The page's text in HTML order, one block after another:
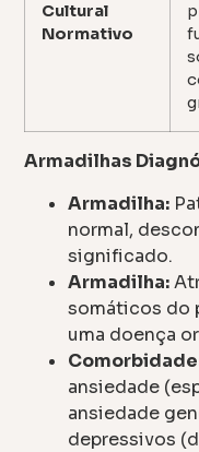
Cultural
Normativo
Armadilhas
Armadilha:
normal,
significado.
Armadilha:
somáticos do
uma doença
ansiedade
ansiedade
depressivos